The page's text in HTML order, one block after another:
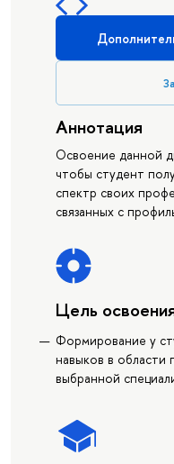
Аннотация
Освоение данной
чтобы студент
спектр своих
связанных с
Цель
Формирование у
навыков в области
выбранной